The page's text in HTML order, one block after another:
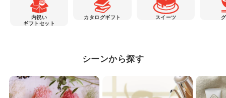
内祝い
ギフトセット
カタログギフト スイーツ
シーンから探す